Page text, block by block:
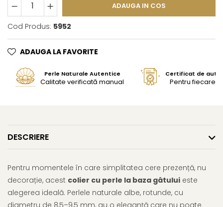
ADAUGA IN COS
Cod Produs: 5952
ADAUGA LA FAVORITE
Perle Naturale Autentice
Calitate verificată manual
Certificat de
Pentru fiecare
DESCRIERE
Pentru momentele în care simplitatea cere prezență, nu
decorație, acest colier cu perle la baza gâtului este
alegerea ideală. Perlele naturale albe, rotunde, cu
diametru de 8,5–9,5 mm, au o eleganță care nu poate